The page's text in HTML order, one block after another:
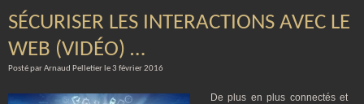
SÉCURISER LES INTERACTIONS AVEC LE
WEB (VIDÉO) …
Posté par Arnaud Pelletier le 3 février 2016
De plus en plus connectés et